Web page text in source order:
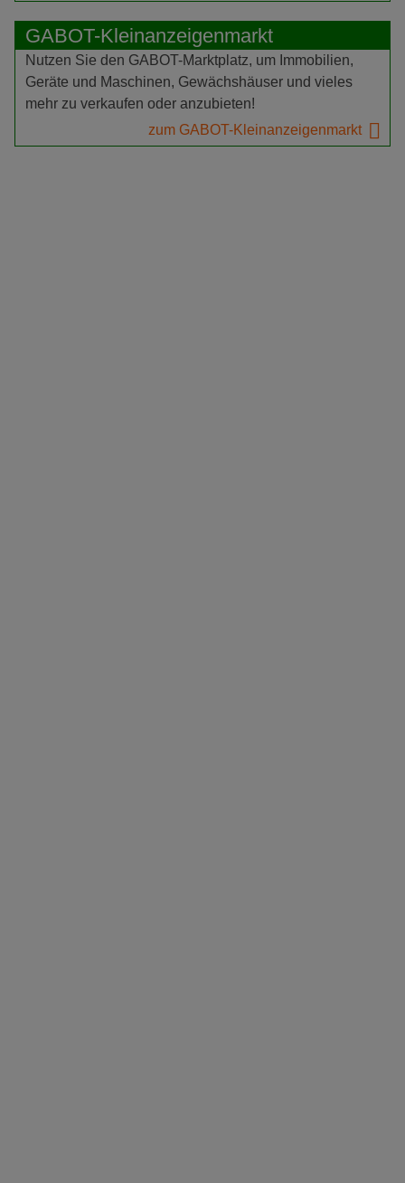
GABOT-Kleinanzeigenmarkt
Nutzen Sie den GABOT-Marktplatz, um Immobilien,
Geräte und Maschinen, Gewächshäuser und vieles
mehr zu verkaufen oder anzubieten!
zum GABOT-Kleinanzeigenmarkt